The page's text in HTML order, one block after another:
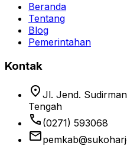
Beranda
Tentang
Blog
Pemerintahan
Kontak
location_on Jl. Jend.
Tengah
phone (0271) 593068
email